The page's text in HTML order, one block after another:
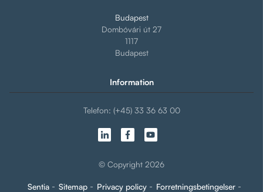
Budapest
Dombóvári út 27
1117
Budapest
Information
Telefon: (+45) 33 36 63 00
© Copyright 2026
Sentia Sitemap Privacy policy
Forretningsbetingelser